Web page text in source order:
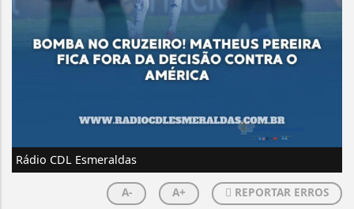
Rádio CDL Esmeraldas
A- A+ REPORTAR ERROS